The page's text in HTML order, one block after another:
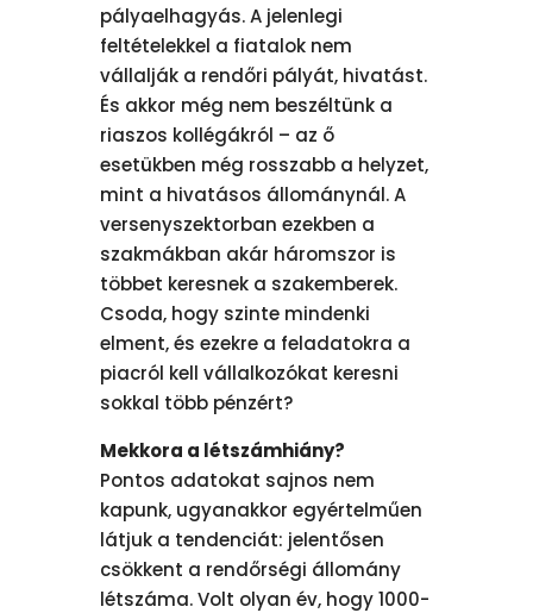
pályaelhagyás. A jelenlegi
feltételekkel a fiatalok nem
vállalják a rendőri pályát, hivatást.
És akkor még nem beszéltünk a
riaszos kollégákról – az ő
esetükben még rosszabb a helyzet,
mint a hivatásos állománynál. A
versenyszektorban ezekben a
szakmákban akár háromszor is
többet keresnek a szakemberek.
Csoda, hogy szinte mindenki
elment, és ezekre a feladatokra a
piacról kell vállalkozókat keresni
sokkal több pénzért?
Mekkora a létszámhiány?
Pontos adatokat sajnos nem
kapunk, ugyanakkor egyértelműen
látjuk a tendenciát: jelentősen
csökkent a rendőrségi állomány
létszáma. Volt olyan év, hogy 1000-